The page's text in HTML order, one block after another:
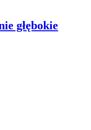
głębokie